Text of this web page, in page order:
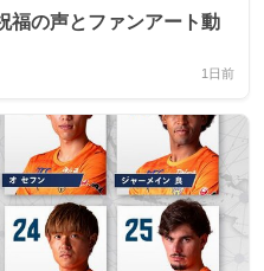
福の声とファンアート動
1日前